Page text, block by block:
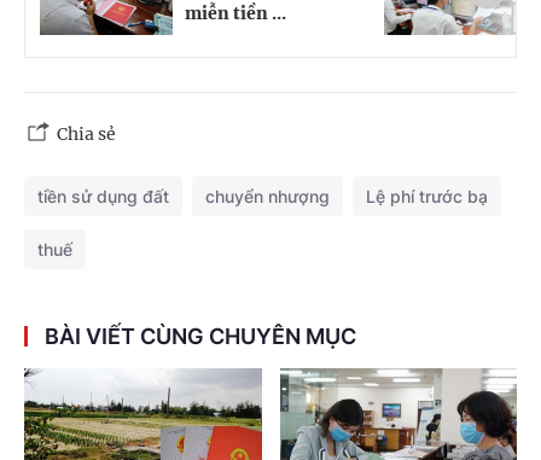
miễn tiền ...
Chia sẻ
tiền sử dụng đất chuyển nhượng Lệ phí trước bạ
thuế
BÀI VIẾT CÙNG CHUYÊN MỤC